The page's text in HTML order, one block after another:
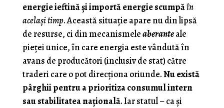
energie ieftină și importă energie scumpăîn
același timp. Această situație apare nu din lipsă
de resurse, ci din mecanismeleaberanteale
pieței unice, în care energia este vândută în
avans de producători (inclusiv de stat) către
traderi care o pot direcționa oriunde.Nu există
pârghii pentru a prioritiza consumul intern
sau stabilitatea națională. Iar statul – ca și